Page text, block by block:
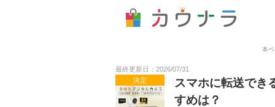
本
最終更新日：2026/07/31
決定
スマホに転送でき
すめは？